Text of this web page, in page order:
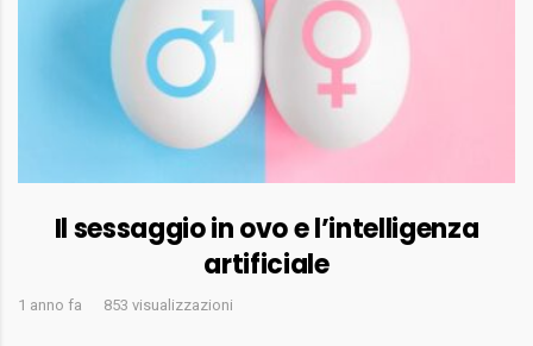
Il sessaggio in ovo e l’intelligenza
artificiale
1 anno fa 853 visualizzazioni